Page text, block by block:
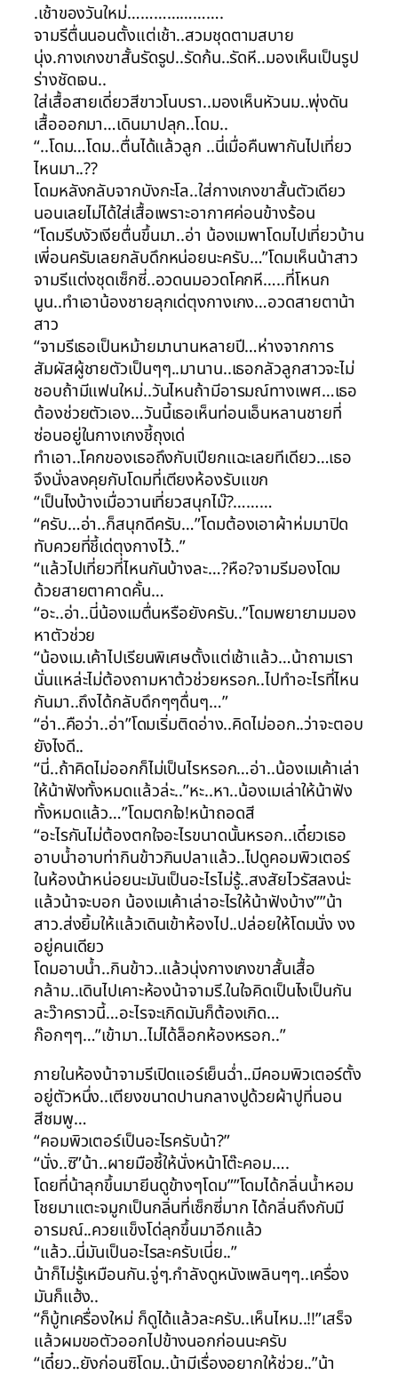
.เช้าของวันใหม่………………….
จามรีตื่นนอนตั้งแต่เช้า..สวมชุดตามสบาย
นุ่ง.กางเกงขาสั้นรัดรูป..รัดก้น..รัดหี..มองเห็นเป็นรูป
ร่างชัดเจน..
ใส่เสื้อสายเดี่ยวสีขาวโนบรา..มองเห็นหัวนม..พุ่งดัน
เสื้อออกมา…เดินมาปลุก..โดม..
“..โดม…โดม..ตื่นได้แล้วลูก ..นี่เมื่อคืนพากันไปเที่ยว
ไหนมา..??
โดมหลังกลับจากบังกะโล..ใส่กางเกงขาสั้นตัวเดียว
นอนเลยไม่ได้ใส่เสื้อเพราะอากาศค่อนข้างร้อน
“โดมรีบงัวเงียตื่นขึ้นมา..อ่า น้องเมพาโดมไปเที่ยวบ้าน
เพี่อนครับเลยกลับดึกหน่อยนะครับ…”โดมเห็นน้าสาว
จามรีแต่งชุดเซ็กซี่..อวดนมอวดโคกหี…..ที่โหนก
นูน..ทำเอาน้องชายลุกเด่ตุงกางเกง…อวดสายตาน้า
สาว
“จามรีเธอเป็นหม้ายมานานหลายปี…ห่างจากการ
สัมผัสผู้ชายตัวเป็นๆๆ..มานาน..เธอกลัวลูกสาวจะไม่
ชอบถ้ามีแฟนใหม่..วันไหนถ้ามีอารมณ์ทางเพศ…เธอ
ต้องช่วยตัวเอง…วันนี้เธอเห็นท่อนเอ็นหลานชายที่
ซ่อนอยู่ในกางเกงชี้ถุงเด่
ทำเอา..โคกของเธอถึงกับเปียกแฉะเลยทีเดียว…เธอ
จึงนั่งลงคุยกับโดมที่เตียงห้องรับแขก
“เป็นไงบ้างเมื่อวานเที่ยวสนุกไม๊?………
“ครับ…อ่า..ก็สนุกดีครับ…”โดมต้องเอาผ้าห่มมาปิด
ทับควยที่ชี้เด่ตุงกางไว้..”
“แล้วไปเที่ยวที่ไหนกันบ้างละ…?หือ?จามรีมองโดม
ด้วยสายตาคาดคั้น…
“อะ..อ่า..นี่น้องเมตื่นหรือยังครับ..”โดมพยายามมอง
หาตัวช่วย
“น้องเม.เค้าไปเรียนพิเศษตั้งแต่เช้าแล้ว…น้าถามเรา
นั่นแหล่ะไม่ต้องถามหาต้วช่วยหรอก..ไปทำอะไรที่ไหน
กันมา..ถึงได้กลับดึกๆๆดื่นๆ…”
“อ่า..คือว่า..อ่า”โดมเริ่มติดอ่าง..คิดไม่ออก..ว่าจะตอบ
ยังไงดี..
“นี่..ถ้าคิดไม่ออกก็ไม่เป็นไรหรอก…อ่า..น้องเมเค้าเล่า
ให้น้าฟังทั้งหมดแล้วล่ะ..”หะ..หา..น้องเมเล่าให้น้าฟัง
ทั้งหมดแล้ว…”โดมตกใจ!หน้าถอดสี
“อะไรกันไม่ต้องตกใจอะไรขนาดนั้นหรอก..เดี๋ยวเธอ
อาบน้ำอาบท่ากินข้าวกินปลาแล้ว..ไปดูคอมพิวเตอร์
ในห้องน้าหน่อยนะมันเป็นอะไรไม่รู้..สงสัยไวรัสลงน่ะ
แล้วน้าจะบอก น้องเมเค้าเล่าอะไรให้น้าฟังบ้าง””น้า
สาว.ส่งยิ้มให้แล้วเดินเข้าห้องไป..ปล่อยให้โดมนั่ง งง
อยู่คนเดียว
โดมอาบน้ำ..กินข้าว..แล้วนุ่งกางเกงขาสั้นเสื้อ
กล้าม..เดินไปเคาะห้องน้าจามรี.ในใจคิดเป็นไงเป็นกัน
ละว๊าคราวนี้…อะไรจะเกิดมันก็ต้องเกิด…
ก๊อกๆๆ…”เข้ามา..ไม่ได้ล็อกห้องหรอก..”
ภายในห้องน้าจามรีเปิดแอร์เย็นฉ่ำ..มีคอมพิวเตอร์ตั้ง
อยู่ตัวหนึ่ง..เตียงขนาดปานกลางปูด้วยผ้าปูที่นอน
สีชมพู…
“คอมพิวเตอร์เป็นอะไรครับน้า?”
“นั่ง..ซิ”น้า..ผายมือชี้ให้นั่งหน้าโต๊ะคอม….
โดยที่น้าลุกขึ้นมายีนดูข้างๆโดม””โดมได้กลิ่นน้ำหอม
โชยมาแตะจมูกเป็นกลิ่นที่เซ็กซี่มาก ได้กลิ่นถึงกับมี
อารมณ์..ควยแข็งโด่ลุกขึ้นมาอีกแล้ว
“แล้ว..นี่มันเป็นอะไรละครับเนี่ย..”
น้าก็ไม่รู้เหมือนกัน.จู่ๆ.กำลังดูหนังเพลินๆๆ..เครื่อง
มันก็แฮ้ง..
“ก็บู้ทเครื่องใหม่ ก็ดูได้แล้วละครับ..เห็นไหม..!!”เสร็จ
แล้วผมขอตัวออกไปข้างนอกก่อนนะครับ
“เดี๋ยว..ยังก่อนซิโดม..น้ามีเรื่องอยากให้ช่วย..”น้า